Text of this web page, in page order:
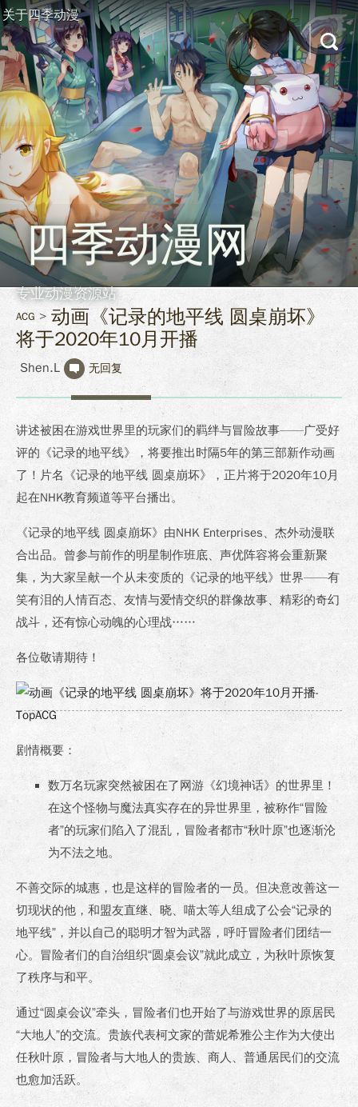
关于四季动漫
四季动漫网
专业动漫资源站
ACG
动画《记录的地平线 圆桌崩坏》
将于2020年10月开播
Shen.L 无回复
讲述被困在游戏世界里的玩家们的羁绊与冒险故事——广受好
评的《记录的地平线》，将要推出时隔5年的第三部新作动画
了！片名《记录的地平线 圆桌崩坏》，正片将于2020年10月
起在NHK教育频道等平台播出。
《记录的地平线 圆桌崩坏》由NHK Enterprises、杰外动漫联
合出品。曾参与前作的明星制作班底、声优阵容将会重新聚
集，为大家呈献一个从未变质的《记录的地平线》世界——有
笑有泪的人情百态、友情与爱情交织的群像故事、精彩的奇幻
战斗，还有惊心动魄的心理战……
各位敬请期待！
剧情概要：
数万名玩家突然被困在了网游《幻境神话》的世界里！
在这个怪物与魔法真实存在的异世界里，被称作“冒险
者”的玩家们陷入了混乱，冒险者都市“秋叶原”也逐渐沦
为不法之地。
不善交际的城惠，也是这样的冒险者的一员。但决意改善这一
切现状的他，和盟友直继、晓、喵太等人组成了公会“记录的
地平线”，并以自己的聪明才智为武器，呼吁冒险者们团结一
心。冒险者们的自治组织“圆桌会议”就此成立，为秋叶原恢复
了秩序与和平。
通过“圆桌会议”牵头，冒险者们也开始了与游戏世界的原居民
“大地人”的交流。贵族代表柯文家的蕾妮希雅公主作为大使出
任秋叶原，冒险者与大地人的贵族、商人、普通居民们的交流
也愈加活跃。